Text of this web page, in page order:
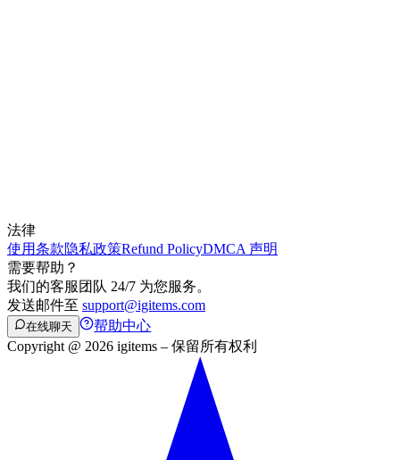
法律
使用条款隐私政策Refund PolicyDMCA 声明
需要帮助？
我们的客服团队 24/7 为您服务。
发送邮件至 support@igitems.com
在线聊天
帮助中心
Copyright @ 2026 igitems – 保留所有权利